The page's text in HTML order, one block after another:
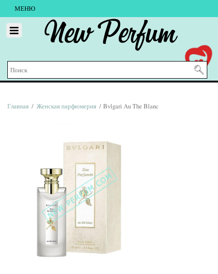
МЕНЮ
New Perfum
Главная / Женская парфюмерия / Bvlgari Au The Blanc